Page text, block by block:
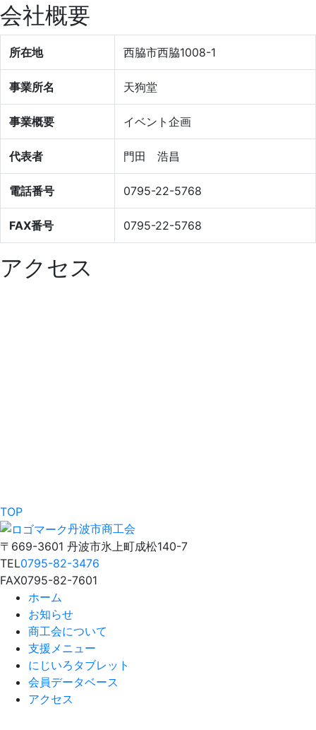
会社概要
所在地 西脇市西脇1008-1
事業所名 天狗堂
事業概要 イベント企画
代表者 門田 浩昌
電話番号 0795-22-5768
FAX番号 0795-22-5768
アクセス
TOP
丹波市商工会
〒669-3601 丹波市氷上町成松140-7
TEL0795-82-3476
FAX0795-82-7601
ホーム
お知らせ
商工会について
支援メニュー
にじいろタブレット
会員データベース
アクセス